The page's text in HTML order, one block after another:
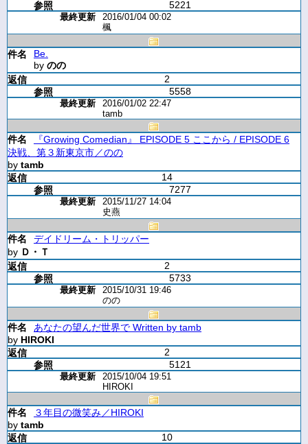
5221
2016/01/04 00:02
楓
Be.
by のの
2
5558
2016/01/02 22:47
tamb
『Growing Comedian』 EPISODE 5 ここから / EPISODE 6
決戦、第３新東京市／のの
by tamb
14
7277
2015/11/27 14:04
史燕
デイドリーム・トリッパー
by Ｄ・Ｔ
2
5733
2015/10/31 19:46
のの
あなたの望んだ世界で Written by tamb
by HIROKI
2
5121
2015/10/04 19:51
HIROKI
３年目の微笑み／HIROKI
by tamb
10